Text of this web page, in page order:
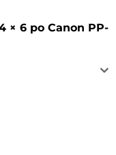
× 6 po Canon PP-